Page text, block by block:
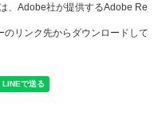
、Adobe社が提供するAdobe Re
リンク先からダウンロードして